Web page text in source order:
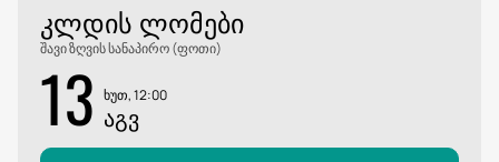
ᲙᲚᲓᲘᲡ ᲚᲝᲛᲔᲑᲘ
შავი ზღვის სანაპირო (ფოთი)
13 ხუთ, 12:00
ᲐᲒᲕ